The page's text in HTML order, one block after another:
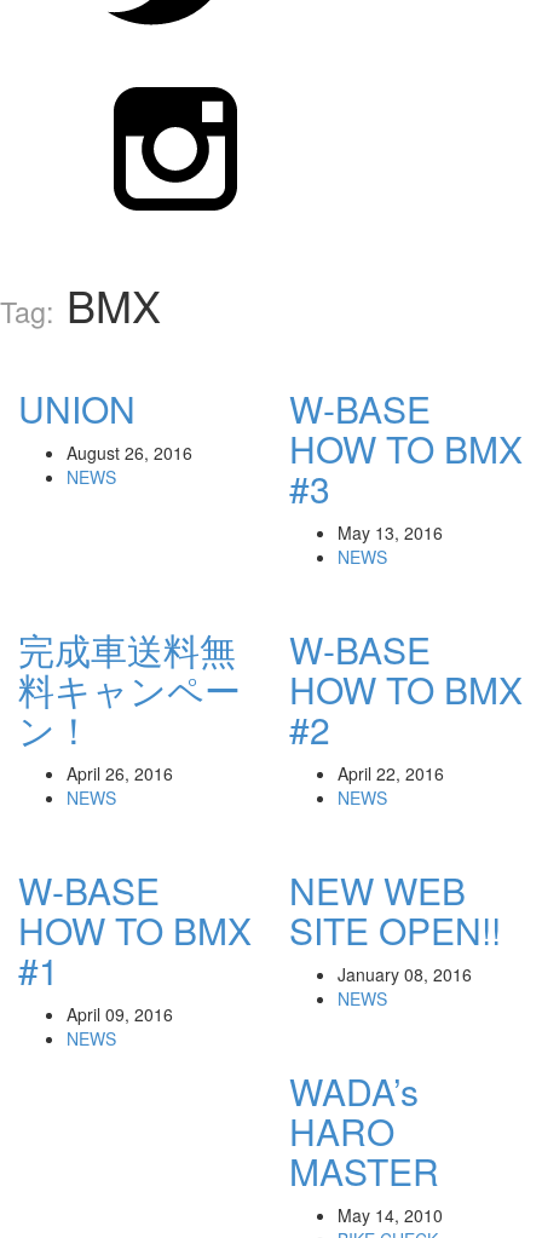
Tag: BMX
UNION
August 26, 2016
NEWS
W-BASE
HOW TO BMX
#3
May 13, 2016
NEWS
完成車送料無
料キャンペー
ン！
April 26, 2016
NEWS
W-BASE
HOW TO BMX
#2
April 22, 2016
NEWS
W-BASE
HOW TO BMX
#1
April 09, 2016
NEWS
NEW WEB
SITE OPEN!!
January 08, 2016
NEWS
WADA’s
HARO
MASTER
May 14, 2010